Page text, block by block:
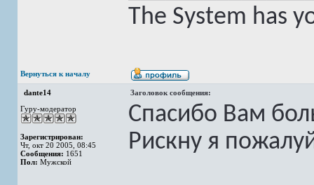
The System has
Вернуться к началу
dante14
Заголовок сообщения:
Гуру-модератор
Зарегистрирован:
Чт, окт 20 2005, 08:45
Сообщения: 1651
Пол: Мужской
Спасибо Вам
Рискну я